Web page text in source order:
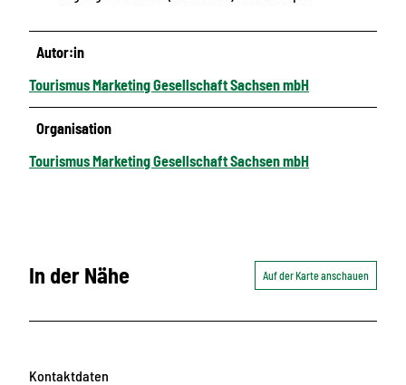
Autor:in
Tourismus Marketing Gesellschaft Sachsen mbH
Organisation
Tourismus Marketing Gesellschaft Sachsen mbH
In der Nähe Auf der Karte anschauen
Kontaktdaten